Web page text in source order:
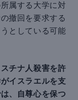
属する大学に対
撤回を要求する
としている可能
チナ人殺害を許
イスラエルを支
、自尊心を保つ